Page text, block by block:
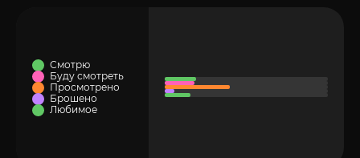
Смотрю
Буду смотреть
Просмотрено
Брошено
Любимое